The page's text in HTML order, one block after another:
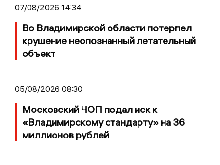
07/08/2026 14:34
Во Владимирской области потерпел
крушение неопознанный летательный
объект
05/08/2026 08:30
Московский ЧОП подал иск к
«Владимирскому стандарту» на 36
миллионов рублей